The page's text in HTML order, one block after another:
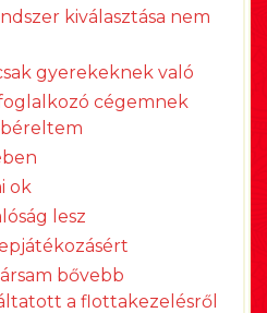
kiválasztása nem
gyerekeknek való
cégemnek
ok
lesz
bővebb
a flottakezelésről